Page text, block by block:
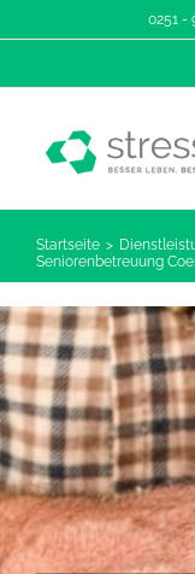
Inhalt
0251 -
Startseite
Seniorenbetreuung